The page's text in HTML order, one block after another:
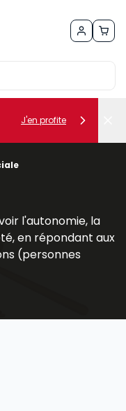
J'en profite
l'autonomie, la
en répondant aux
(personnes
–
utile et